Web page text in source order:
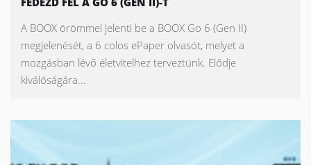
A BOOX örömmel jelenti be a BOOX Go 6 (Gen II)
megjelenését, a 6 colos ePaper olvasót, melyet a
mozgásban lévő életvitelhez terveztünk. Elődje
kiválóságára...